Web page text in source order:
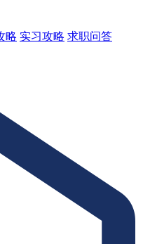
略 实习攻略 求职问答